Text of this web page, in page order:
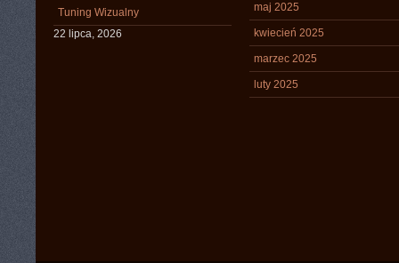
Tuning Wizualny
22 lipca, 2026
maj 2025
kwiecień 2025
marzec 2025
luty 2025